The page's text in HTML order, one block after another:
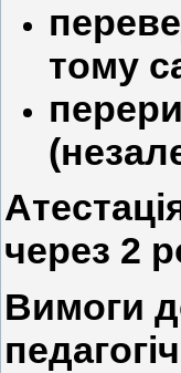
тому
через 2
Вимоги